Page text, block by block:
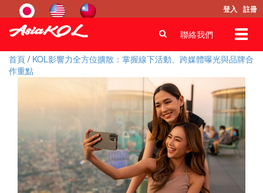
登入 註冊
聯絡我們
首頁 / KOL影響力全方位擴散：掌握線下活動、跨媒體曝光與品牌合
作重點